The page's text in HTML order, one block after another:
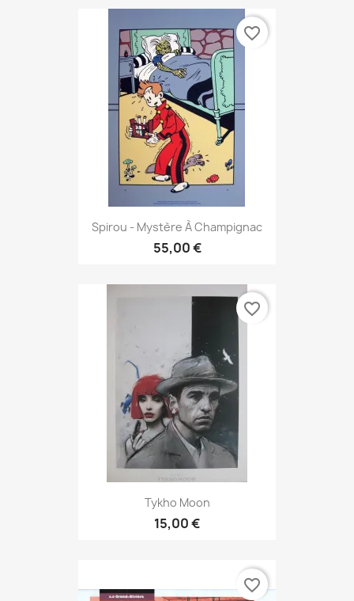
Spirou - Mystère À Champignac
55,00 €
favorite_border
Tykho Moon
15,00 €
favorite_border
favorite_border